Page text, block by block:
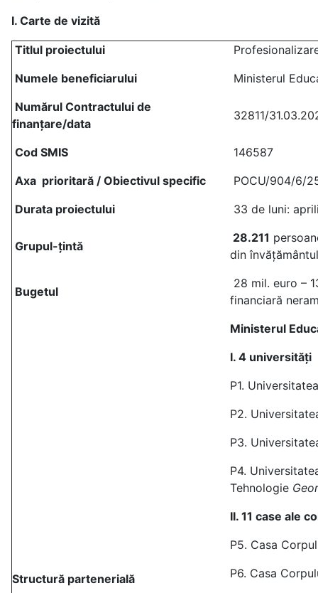
I. Carte de vizită
Titlul proiectului
Numele beneficiarului
Ministerul
Numărul Contractului de
finanțare/data
32811/
Cod SMIS
146587
Axa prioritară / Obiectivul specific
POCU/904/6/
Durata proiectului
33 de luni:
Grupul-țintă
28.211
din
Bugetul
28 mil. euro –
financiară
Structură partenerială
Ministerul
I. 4 universități
P1.
P2.
P3.
P4.
Tehnologie
II. 11 case ale
P5. Casa
P6. Casa